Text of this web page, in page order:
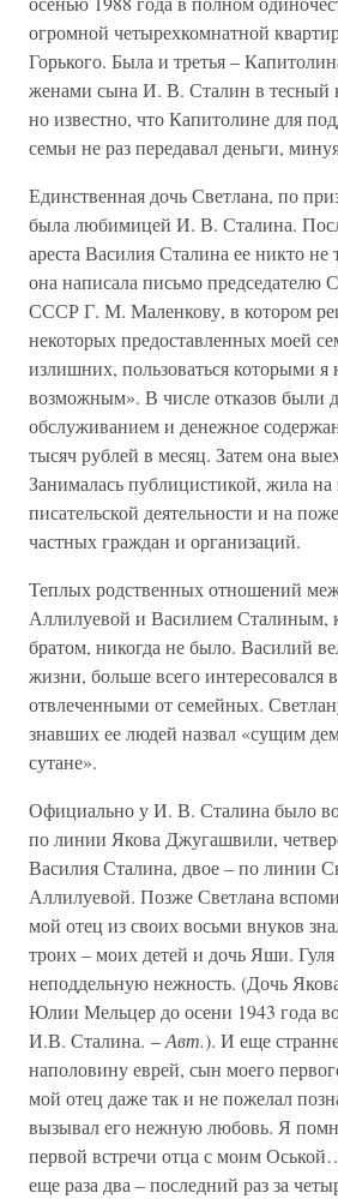
огромной четырехкомнатной
Горького. Была и третья –
женами сына И. В. Сталин в тесный
но известно, что Капитолине для
семьи не раз передавал деньги,
Единственная дочь Светлана, по
была любимицей И. В. Сталина.
ареста Василия Сталина ее никто не
она написала письмо председателю
СССР Г. М. Маленкову, в котором
некоторых предоставленных моей
излишних, пользоваться которыми я
возможным». В числе отказов были
обслуживанием и денежное
тысяч рублей в месяц. Затем она
Занималась публицистикой, жила на
писательской деятельности и на
частных граждан и организаций.
Теплых родственных отношений
Аллилуевой и Василием Сталиным,
братом, никогда не было. Василий
жизни, больше всего интересовался
отвлеченными от семейных.
знавших ее людей назвал «сущим
сутане».
Официально у И. В. Сталина было
по линии Якова Джугашвили,
Василия Сталина, двое – по линии
Аллилуевой. Позже Светлана
мой отец из своих восьми внуков
троих – моих детей и дочь Яши.
неподдельную нежность. (Дочь
Юлии Мельцер до осени 1943 года
И.В. Сталина. –Авт.). И еще
наполовину еврей, сын моего
мой отец даже так и не пожелал
вызывал его нежную любовь. Я
первой встречи отца с моим
еще раза два – последний раз за